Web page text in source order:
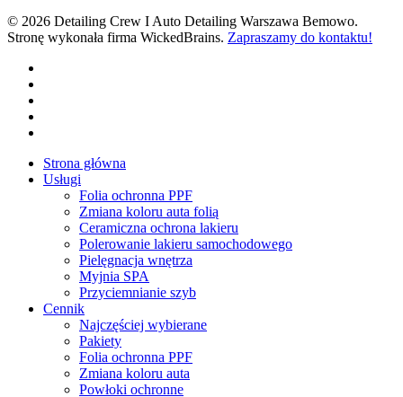
© 2026 Detailing Crew I Auto Detailing Warszawa Bemowo.
Stronę wykonała firma WickedBrains. Zapraszamy do kontaktu!
Close
Menu
Strona główna
Usługi
Folia ochronna PPF
Zmiana koloru auta folią
Ceramiczna ochrona lakieru
Polerowanie lakieru samochodowego
Pielęgnacja wnętrza
Myjnia SPA
Przyciemnianie szyb
Cennik
Najczęściej wybierane
Pakiety
Folia ochronna PPF
Zmiana koloru auta
Powłoki ochronne